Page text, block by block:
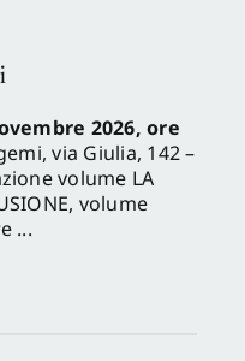
2026, ore
via Giulia, 142 –
volume LA
volume
...